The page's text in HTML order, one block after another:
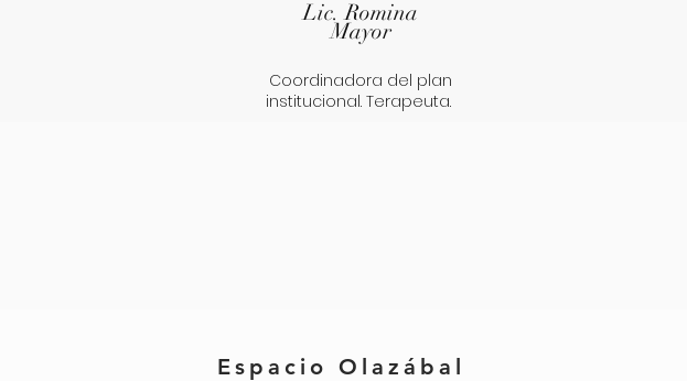
Lic. Romina
Mayor
Coordinadora del plan
institucional. Terapeuta.
Espacio Olazábal